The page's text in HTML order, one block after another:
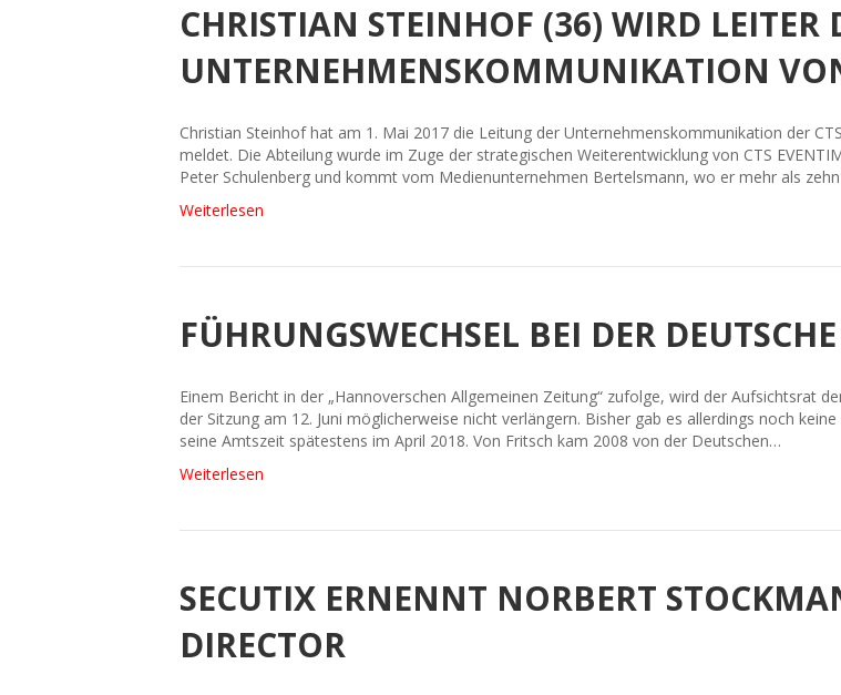
CHRISTIAN STEINHOF (36) WIRD LEITER
UNTERNEHMENSKOMMUNIKATION
Christian Steinhof hat am 1. Mai 2017 die Leitung der Unternehmenskommunikation der
meldet. Die Abteilung wurde im Zuge der strategischen Weiterentwicklung von CTS
Peter Schulenberg und kommt vom Medienunternehmen Bertelsmann, wo er mehr als
Weiterlesen
FÜHRUNGSWECHSEL BEI DER
Einem Bericht in der „Hannoverschen Allgemeinen Zeitung“ zufolge, wird der Aufsichtsrat
der Sitzung am 12. Juni möglicherweise nicht verlängern. Bisher gab es allerdings noch
seine Amtszeit spätestens im April 2018. Von Fritsch kam 2008 von der Deutschen…
Weiterlesen
SECUTIX ERNENNT NORBERT
DIRECTOR